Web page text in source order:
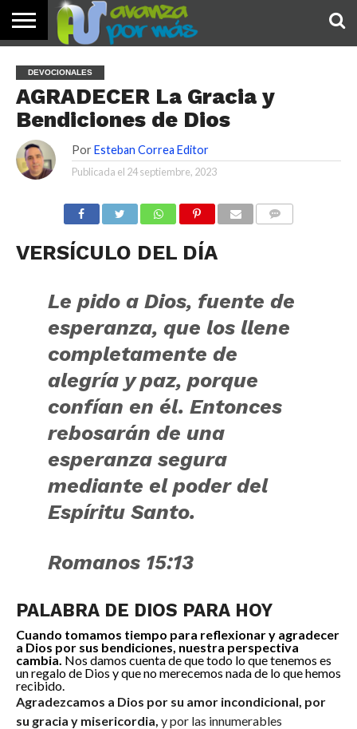
PALABRA
DE HOY
DEVOCIONALES
NOTICIAS
TESTIMONIOS
ORACIONES
SOBRE
NOSOTROS
IMÁGENES
DEVOCIONALES
AGRADECER La Gracia y
Bendiciones de Dios
Por Esteban Correa Editor
Publicada el 24 septiembre, 2023
VERSÍCULO DEL DÍA
Le pido a Dios, fuente de
esperanza, que los llene
completamente de
alegría y paz, porque
confían en él. Entonces
rebosarán de una
esperanza segura
mediante el poder del
Espíritu Santo.
Romanos 15:13
PALABRA DE DIOS PARA HOY
Cuando tomamos tiempo para reflexionar y agradecer
a Dios por sus bendiciones, nuestra perspectiva
cambia. Nos damos cuenta de que todo lo que tenemos es
un regalo de Dios y que no merecemos nada de lo que hemos
recibido.
Agradezcamos a Dios por su amor incondicional, por
su gracia y misericordia, y por las innumerables